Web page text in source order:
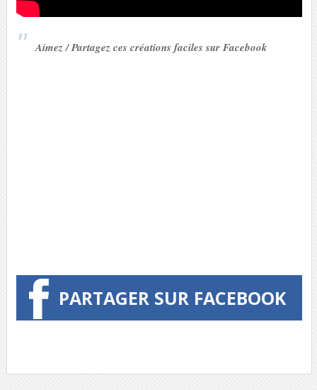
Aimez / Partagez ces créations faciles sur Facebook
PARTAGER SUR FACEBOOK